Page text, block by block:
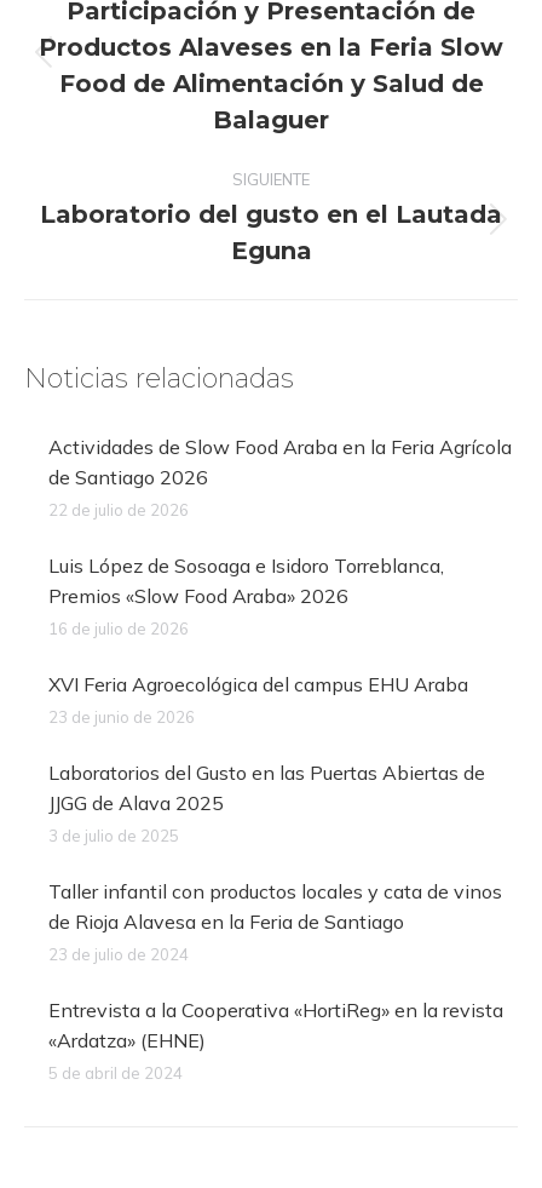
publicaciones
anterior:
Participación y Presentación de
Productos Alaveses en la Feria Slow
Food de Alimentación y Salud de
Balaguer
SIGUIENTE
siguiente:
Laboratorio del gusto en el Lautada
Eguna
Noticias relacionadas
Actividades de Slow Food Araba en la Feria Agrícola
de Santiago 2026
22 de julio de 2026
Luis López de Sosoaga e Isidoro Torreblanca,
Premios «Slow Food Araba» 2026
16 de julio de 2026
XVI Feria Agroecológica del campus EHU Araba
23 de junio de 2026
Laboratorios del Gusto en las Puertas Abiertas de
JJGG de Alava 2025
3 de julio de 2025
Taller infantil con productos locales y cata de vinos
de Rioja Alavesa en la Feria de Santiago
23 de julio de 2024
Entrevista a la Cooperativa «HortiReg» en la revista
«Ardatza» (EHNE)
5 de abril de 2024